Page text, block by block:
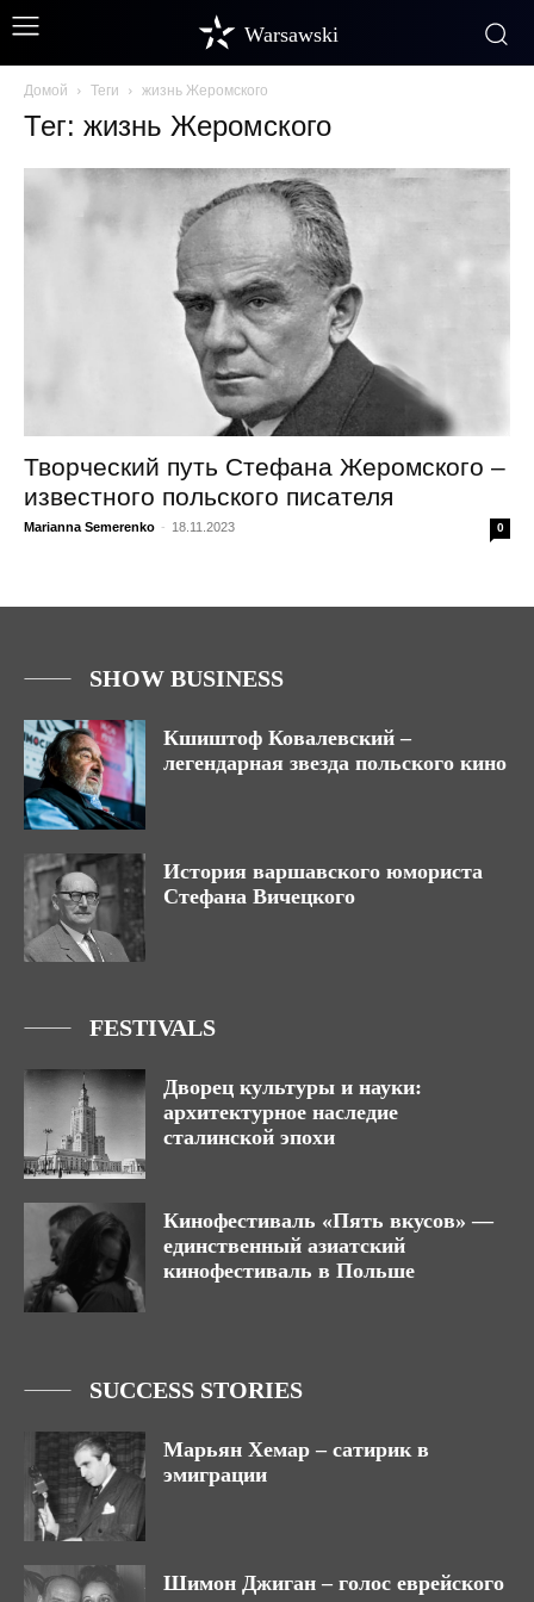
Warsawski
Домой Теги жизнь Жеромского
Тег: жизнь Жеромского
Творческий путь Стефана Жеромского –
известного польского писателя
Marianna Semerenko - 18.11.2023 0
SHOW BUSINESS
Кшиштоф Ковалевский –
легендарная звезда польского кино
История варшавского юмориста
Стефана Вичецкого
FESTIVALS
Дворец культуры и науки:
архитектурное наследие
сталинской эпохи
Кинофестиваль «Пять вкусов» —
единственный азиатский
кинофестиваль в Польше
SUCCESS STORIES
Марьян Хемар – сатирик в
эмиграции
Шимон Джиган – голос еврейского